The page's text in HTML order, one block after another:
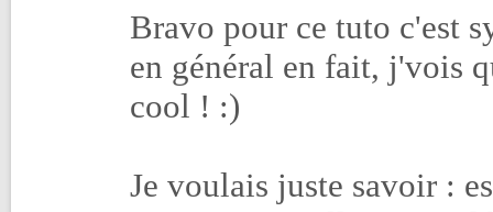
Bravo pour ce tuto c'est
en général en fait, j'vois
cool ! :)
Je voulais juste savoir :